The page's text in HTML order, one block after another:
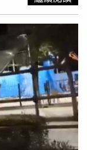
入救災，初期反
民眾肯定；但隨
後重建等問題陸
表示，高市內閣
滑約20至25個百
的仍是經濟民生
年飽受通膨壓
由8%調降至
以緩解生活壓
發廣泛爭議，就
七成受訪者表達
來將把瑙埃羅語
替古特瑞斯的職
Michelle
聯合國大會主席埃斯
根廷駐奧地利
Rafael
Olara
特（Carolyn
薩勒（Macky
10張支持票的格
及獲得7張的格羅
理事會（United